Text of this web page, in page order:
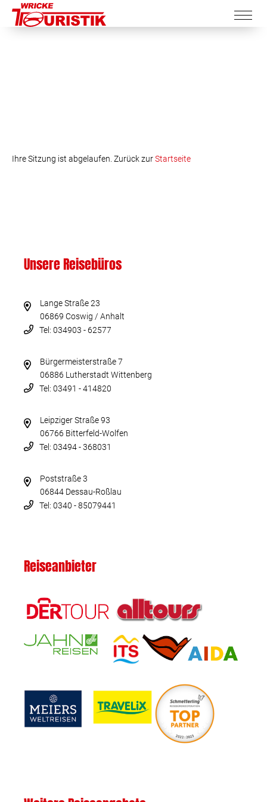
Ihre Sitzung ist abgelaufen. Zurück zurStartseite
Unsere Reisebüros
Lange Straße 23
06869 Coswig / Anhalt
Tel: 034903 - 62577
Bürgermeisterstraße 7
06886 Lutherstadt Wittenberg
Tel: 03491 - 414820
Leipziger Straße 93
06766 Bitterfeld-Wolfen
Tel: 03494 - 368031
Poststraße 3
06844 Dessau-Roßlau
Tel: 0340 - 85079441
Reiseanbieter